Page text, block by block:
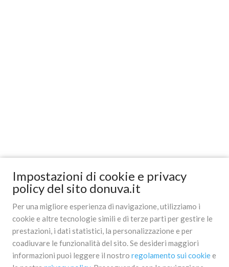
Impostazioni di cookie e privacy
policy del sito donuva.it
Per una migliore esperienza di navigazione, utilizziamo i
cookie e altre tecnologie simili e di terze parti per gestire le
prestazioni, i dati statistici, la personalizzazione e per
coadiuvare le funzionalità del sito. Se desideri maggiori
informazioni puoi leggere il nostro regolamento sui cookiee